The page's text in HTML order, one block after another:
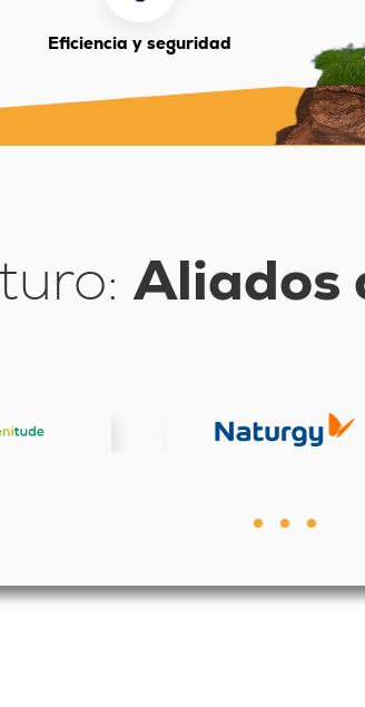
Eficiencia y seguridad
Aliados